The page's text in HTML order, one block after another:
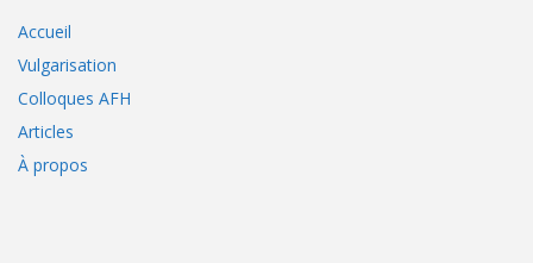
Accueil
Vulgarisation
Colloques AFH
Articles
À propos